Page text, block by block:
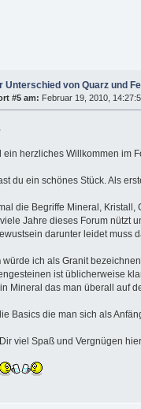
Unterschied von Quarz und
#5 am: Februar 19, 2010,
ein herzliches Willkommen im
du ein schönes Stück. Als
die Begriffe Mineral,
Jahre dieses Forum nützt
darunter leidet muss
würde ich als Granit
ist üblicherweise
Mineral das man überall auf
Basics die man sich als
viel Spaß und Vergnügen